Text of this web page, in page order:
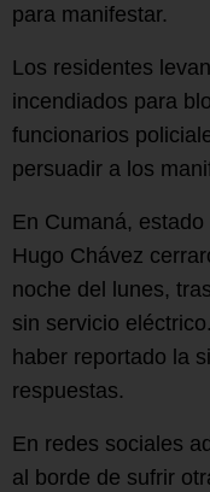
para manifestar.
Los residentes
incendiados para
funcionarios
persuadir a los
En Cumaná,
Hugo Chávez
noche del lunes,
sin servicio
haber reportado la
respuestas.
En redes sociales
al borde de sufrir